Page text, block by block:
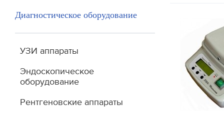
Диагностическое оборудование
УЗИ аппараты
Эндоскопическое
оборудование
Рентгеновские аппараты